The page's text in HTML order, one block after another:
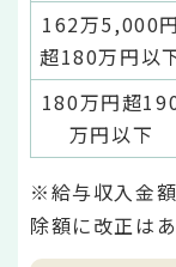
162万5,000円
超180万円以
180万円超
万円以下
※給与収入金
除額に改正は